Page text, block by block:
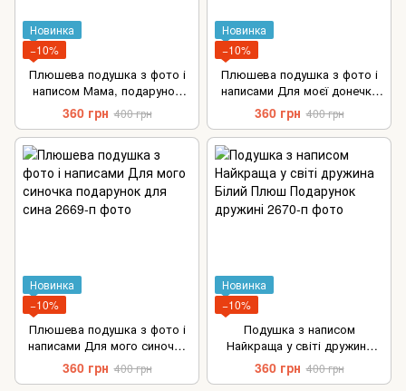
Новинка
−10%
Плюшева подушка з фото і
написом Мама, подарунок
для мами
360 грн 400 грн
Новинка
−10%
Плюшева подушка з фото і
написами Для моєї донечки
подарунок для дочки
360 грн 400 грн
Новинка
−10%
Плюшева подушка з фото і
написами Для мого синочка
подарунок для сина
360 грн 400 грн
Новинка
−10%
Подушка з написом
Найкраща у світі дружина
Білий Плюш Подарунок
дружині
360 грн 400 грн